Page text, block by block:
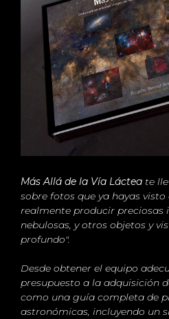
Más Allá de la Vía Láctea te
sobre fotos que ya hayas visto
realmente producir preciosas
nebulosas, y otros objetos y
profundo".
Desde obtener el equipo
presupuesto a la adquisición
como una guía completa de
astronómicas, incluyendo un